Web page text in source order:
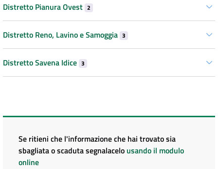
Distretto Pianura Ovest 2
Distretto Reno, Lavino e Samoggia 3
Distretto Savena Idice 3
Se ritieni che l'informazione che hai trovato sia
sbagliata o scaduta segnalacelo usando il modulo
online